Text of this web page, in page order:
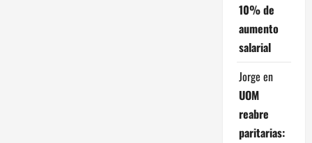
10% de
aumento
salarial
Jorge en
UOM
reabre
paritarias: